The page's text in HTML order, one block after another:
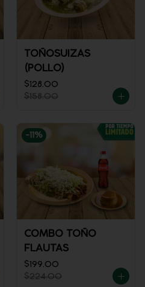
TOÑOSUIZAS
(POLLO)
$128.00
$158.00
-11 %
COMBO TOÑO
FLAUTAS
$199.00
$224.00